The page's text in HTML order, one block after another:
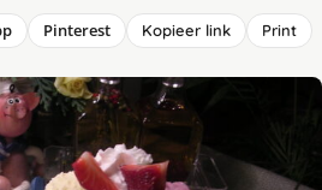
Pinterest Kopieer link Print